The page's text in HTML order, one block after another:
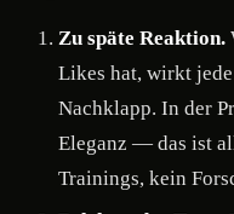
Zu späte Reaktion.
Likes hat, wirkt
Nachklapp. In der
Eleganz — das ist
Trainings, kein